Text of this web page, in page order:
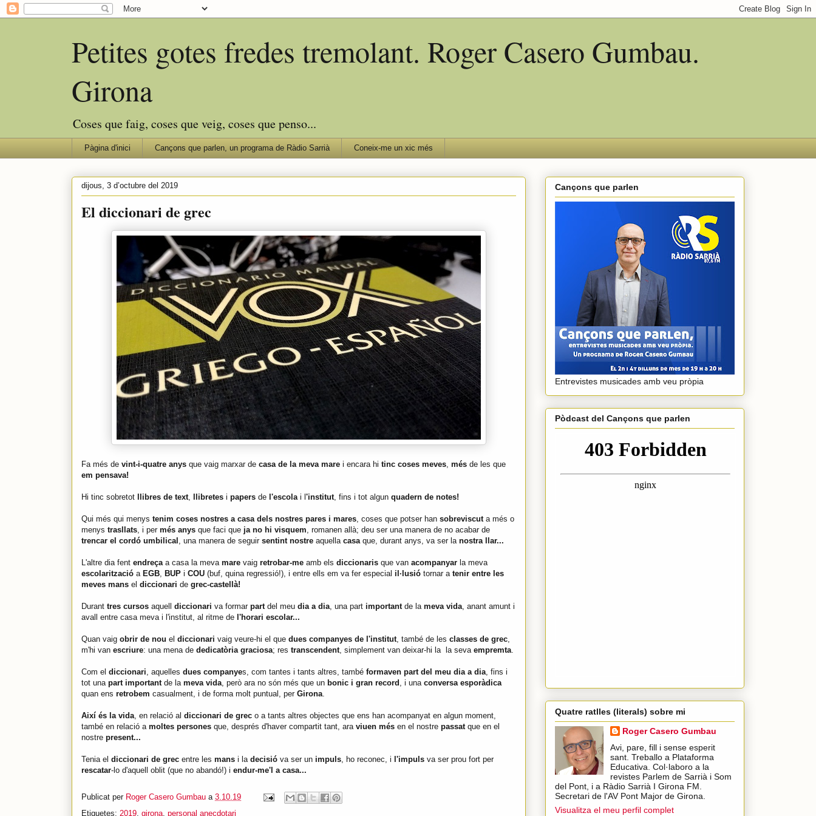
Petites gotes fredes tremolant. Roger Casero Gumbau.
Girona
Coses que faig, coses que veig, coses que penso...
Pàgina d'inici Cançons que parlen, un programa de Ràdio Sarrià Coneix-me un xic més
dijous, 3 d’octubre del 2019
El diccionari de grec
Fa més de vint-i-quatre anys que vaig marxar de casa de la meva mare i encara hi tinc coses meves més de les que
em pensava!
Hi tinc sobretot llibres de text llibretes i papers de l'escola i l'institut , fins i tot algun quadern de notes!
Qui més qui menys tenim coses nostres a casa dels nostres pares i mares , coses que potser han sobreviscut a més o
menys trasllats , i per més anys que faci que ja no hi visquem , romanen allà; deu ser una manera de no acabar de
trencar el cordó umbilical , una manera de seguir sentint nostre aquella casa que, durant anys, va ser la nostra llar...
L'altre dia fent endreça a casa la meva mare vaig retrobar-me amb els diccionaris que van acompanyar la meva
escolarització a EGB BUP i COU (buf, quina regressió!), i entre ells em va fer especial il·lusió tornar a tenir entre les
meves mans el diccionari de grec-castellà!
Durant tres cursos aquell diccionari va formarpart del meu dia a dia , una part important de la meva vida , anant amunt i
avall entre casa meva i l'institut, al ritme de l'horari escolar...
Quan vaig obrir de nou el diccionari vaig veure-hi el que dues companyes de l'institut , també de les classes de grec
m'hi van escriure: una mena de dedicatòria graciosa; res transcendent , simplement van deixar-hi la la seva empremta
Com el diccionari , aquelles dues companyes, com tantes i tants altres, també formaven part del meu dia a dia , fins i
tot una part important de la meva vida , però ara no són més que un bonic i gran record , i una conversa esporàdica
quan ens retrobem casualment, i de forma molt puntual, per Girona
Així és la vida , en relació al diccionari de grec o a tants altres objectes que ens han acompanyat en algun moment,
també en relació a moltes persones que, després d'haver compartit tant, ara viuen més en el nostre passat que en el
nostre present...
Tenia el diccionari de grec entre les mans i la decisió va ser un impuls , ho reconec, i l'impuls va ser prou fort per
rescatar-lo d'aquell oblit (que no abandó!) i endur-me'l a casa...
Publicat per Roger Casero Gumbau a 3.10.19
Etiquetes: 2019 girona personal anecdotari
Cançons que parlen
Entrevistes musicades amb veu pròpia
Pòdcast del Cançons que parlen
Quatre ratlles (literals) sobre mi
Roger Casero Gumbau
Avi, pare, fill i sense esperit
sant. Treballo a Plataforma
Educativa. Col·laboro a la
revistes Parlem de Sarrià i Som
del Pont, i a Ràdio Sarrià I Girona FM.
Secretari de l'AV Pont Major de Girona.
Visualitza el meu perfil complet